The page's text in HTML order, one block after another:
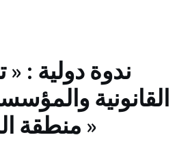
ندوة دولية : «
القانونية
منطقة الشرق الأوسط وشمال أفريقيا »